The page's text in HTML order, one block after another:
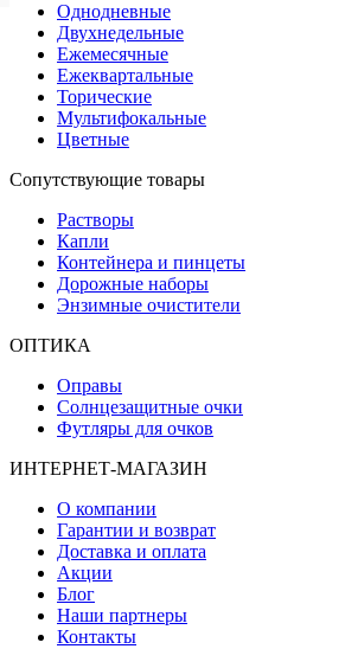
Однодневные
Двухнедельные
Ежемесячные
Ежеквартальные
Торические
Мультифокальные
Цветные
Сопутствующие товары
Растворы
Капли
Контейнера и пинцеты
Дорожные наборы
Энзимные очистители
ОПТИКА
Оправы
Солнцезащитные очки
Футляры для очков
ИНТЕРНЕТ-МАГАЗИН
О компании
Гарантии и возврат
Доставка и оплата
Акции
Блог
Наши партнеры
Контакты